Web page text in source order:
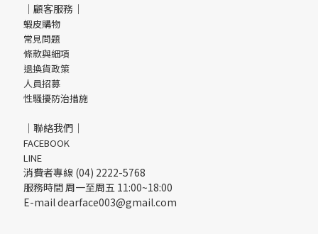
｜顧客服務｜
蝦皮購物
常見問題
條款與細項
退換貨政策
人員招募
性騷擾防治措施
｜聯絡我們｜
FACEBOOK
LINE
消費者專線 (04) 2222-5768
服務時間 周一至周五 11:00~18:00
E-mail dearface003@gmail.com